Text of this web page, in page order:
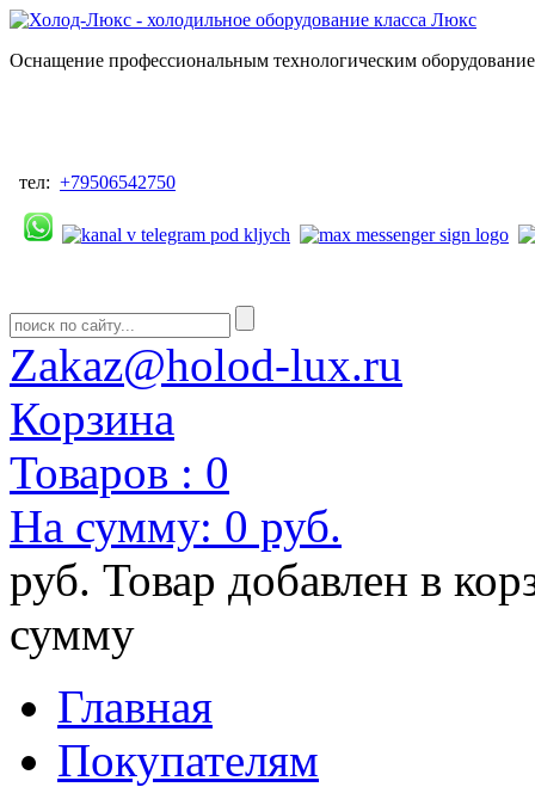
Оснащение профессиональным технологическим
тел: +79506542750
Zakaz@holod-lux.ru
Корзина
Товаров : 0
На сумму: 0 руб.
руб. Товар добавлен в
сумму
Главная
Покупателям